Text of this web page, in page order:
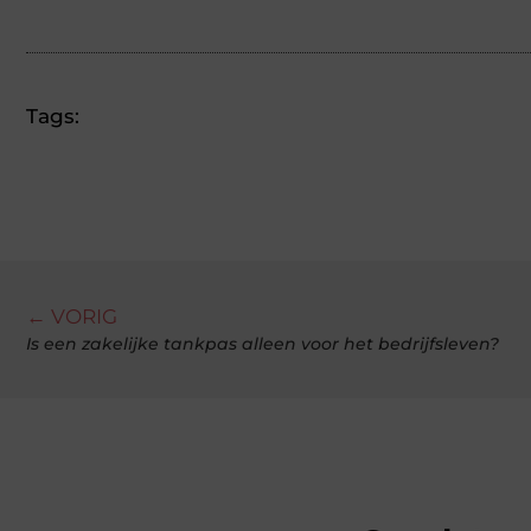
Tags:
← VORIG
Is een zakelijke tankpas alleen voor het bedrijfsleven?